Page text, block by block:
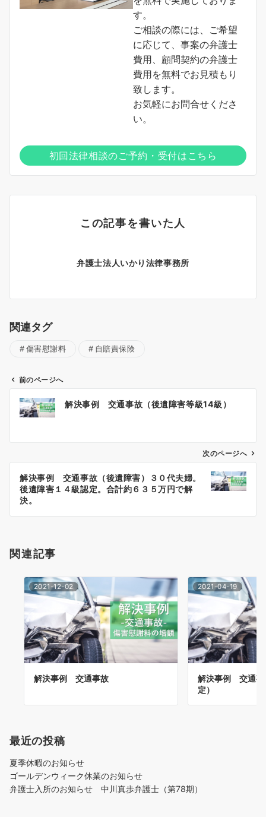
す。
ご相談の際には、ご希望
に応じて、事案の弁護士
費用、顧問契約の弁護士
費用を無料でお見積もり
致します。
お気軽にお問合せくださ
い。
初回法律相談のご予約・受付はこちら
この記事を書いた人
弁護士法人いかり法律事務所
関連タグ
傷害慰謝料 自賠責保険
ン
前のページへ
解決事例 交通事故（後遺障害等級14級）
次のページへ
解決事例 交通事故（後遺障害）３０代夫婦。
後遺障害１４級認定。合計約６３５万円で解
決。
関連記事
2021-12-02
解決事例 交通事故
2021-04-19
解決事例 交通事
定）
最近の投稿
夏季休暇のお知らせ
ゴールデンウィーク休業のお知らせ
弁護士入所のお知らせ 中川真歩弁護士（第78期）